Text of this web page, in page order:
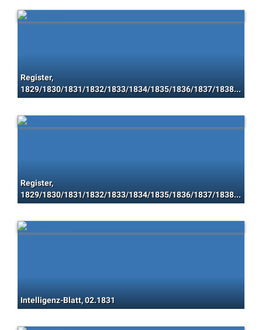
Register,
1829/1830/1831/1832/1833/1834/1835/1836/1837/1838/1839/1840/1841/1842/1843/1844/1845/1846/1847/1848
Register,
1829/1830/1831/1832/1833/1834/1835/1836/1837/1838/1839/1840/1841/1842/1843/1844/1845/1846/1847/1848
Intelligenz-Blatt, 02.1831